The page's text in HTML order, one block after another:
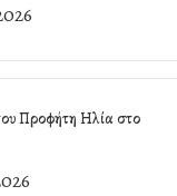
Προφήτη Ηλία στο